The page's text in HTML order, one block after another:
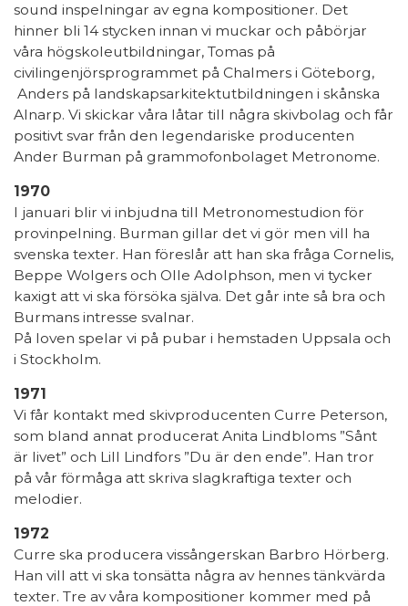
sound inspelningar av egna kompositioner. Det
hinner bli 14 stycken innan vi muckar och påbörjar
våra högskoleutbildningar, Tomas på
civilingenjörsprogrammet på Chalmers i Göteborg,
Anders på landskapsarkitektutbildningen i skånska
Alnarp. Vi skickar våra låtar till några skivbolag och får
positivt svar från den legendariske producenten
Ander Burman på grammofonbolaget Metronome.
1970
I januari blir vi inbjudna till Metronomestudion för
provinpelning. Burman gillar det vi gör men vill ha
svenska texter. Han föreslår att han ska fråga Cornelis,
Beppe Wolgers och Olle Adolphson, men vi tycker
kaxigt att vi ska försöka själva. Det går inte så bra och
Burmans intresse svalnar.
På loven spelar vi på pubar i hemstaden Uppsala och
i Stockholm.
1971
Vi får kontakt med skivproducenten Curre Peterson,
som bland annat producerat Anita Lindbloms ”Sånt
är livet” och Lill Lindfors ”Du är den ende”. Han tror
på vår förmåga att skriva slagkraftiga texter och
melodier.
1972
Curre ska producera vissångerskan Barbro Hörberg.
Han vill att vi ska tonsätta några av hennes tänkvärda
texter. Tre av våra kompositioner kommer med på